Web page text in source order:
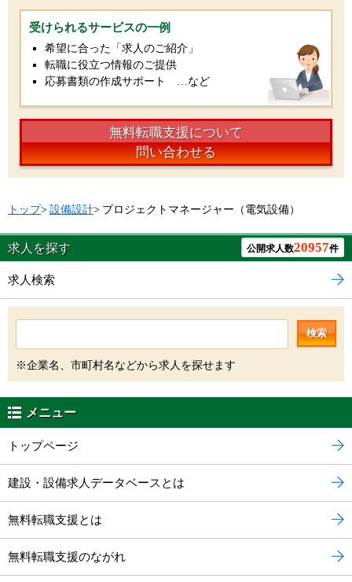
受けられるサービスの一例
希望に合った「求人のご紹介」
転職に役立つ情報のご提供
応募書類の作成サポート …など
無料転職支援について
問い合わせる
トップ> 設備設計> プロジェクトマネージャー（電気設備）
求人を探す 公開求人数20957件
求人検索
検索
※企業名、市町村名などから求人を探せます
メニュー
トップページ
建設・設備求人データベースとは
無料転職支援とは
無料転職支援のながれ